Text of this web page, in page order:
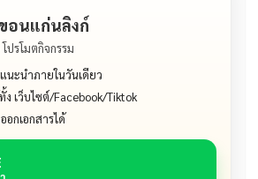
อนแก่นลิงก์
ปรโมตกิจกรรม
นะนำภายในวันเดียว
ง เว็บไซต์/Facebook/Tiktok
อกเอกสารได้